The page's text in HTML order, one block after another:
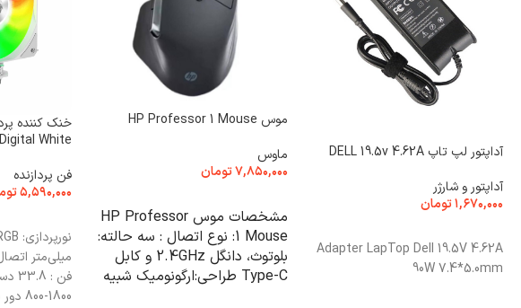
آداپتور لپ تاپ DELL 19.5v 4.62A
آداپتور و شارژر
۱,۶۷۰,۰۰۰تومان
Adapter LapTop Dell 19.5V 4.62A
90W 7.4*5.0mm
موس HP Professor 1 Mouse
ماوس
۷,۸۵۰,۰۰۰تومان
مشخصات موس HP Professor
1 Mouse: نوع اتصال : سه حالته:
بلوتوث، دانگل 2.4GHz و کابل
Type-C طراحی:ارگونومیک شبیه
White
فن پردازنده
۵,۵۹۰,۰۰۰
فن
1800-800 دور بر دقیقه